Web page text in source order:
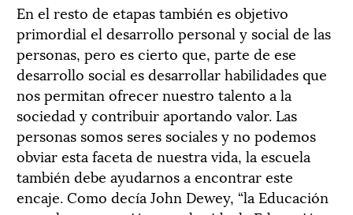
En el resto de etapas también es objetivo
primordial el desarrollo personal y social de las
personas, pero es cierto que, parte de ese
desarrollo social es desarrollar habilidades que
nos permitan ofrecer nuestro talento a la
sociedad y contribuir aportando valor. Las
personas somos seres sociales y no podemos
obviar esta faceta de nuestra vida, la escuela
también debe ayudarnos a encontrar este
encaje. Como decía John Dewey, “la Educación